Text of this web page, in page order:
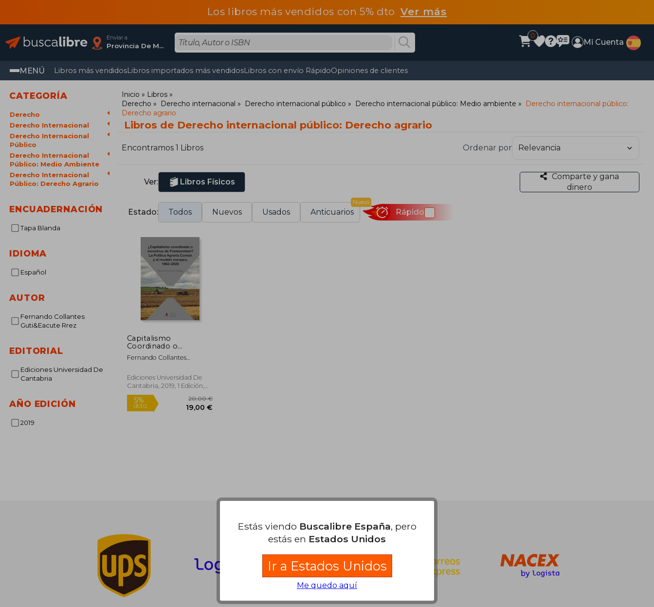
Los libros más vendidos con 5% dtoVer más
Enviar a
Provincia De Madrid
0
Mi Cuenta
MENÚ Libros más vendidosLibros importados más vendidosLibros con envío RápidoOpiniones de clientes
CATEGORÍA
Derecho
Derecho Internacional
Derecho Internacional
Público
Derecho Internacional
Público: Medio Ambiente
Derecho Internacional
Público: Derecho Agrario
ENCUADERNACIÓN
Tapa Blanda
IDIOMA
Español
AUTOR
Fernando Collantes
Guti&Eacute Rrez
EDITORIAL
Ediciones Universidad De
Cantabria
AÑO EDICIÓN
2019
Inicio
Libros
Derecho
Derecho internacional Derecho internacional público Derecho internacional público: Medio ambiente
Derecho internacional público:
Derecho agrario
Libros de Derecho internacional público: Derecho agrario
Encontramos 1 Libros Ordenar por
Ver: Libros Físicos
Comparte y gana
dinero
Estado: Todos Nuevos Usados Anticuarios
Nuevo
Rápido
Capitalismo
Coordinado o
Monstruo de
Frankenstein? La
Común y el Modelo
Europeo, 1962-2020
Fernando Collantes
Ediciones Universidad De
Cantabria, 2019, 1 Edición,
Tapa Blanda, Nuevo
Estás viendo Buscalibre España, pero
estás en Estados Unidos
Ir a Estados Unidos
Me quedo aquí